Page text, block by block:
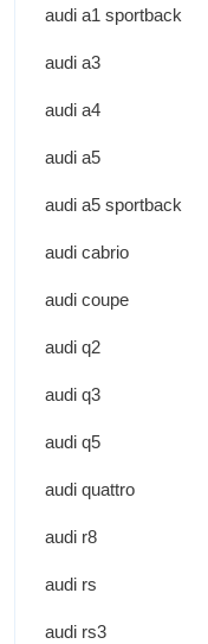
audi a1 sportback
audi a3
audi a4
audi a5
audi a5 sportback
audi cabrio
audi coupe
audi q2
audi q3
audi q5
audi quattro
audi r8
audi rs
audi rs3